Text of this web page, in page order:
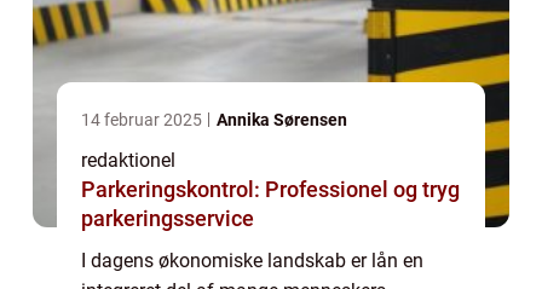
14 februar 2025 Annika Sørensen
redaktionel
Parkeringskontrol: Professionel og tryg
parkeringsservice
I dagens økonomiske landskab er lån en